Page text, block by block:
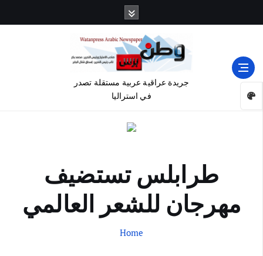
جريدة عراقية عربية مستقلة تصدر
في استراليا
طرابلس تستضيف
مهرجان للشعر العالمي
Home